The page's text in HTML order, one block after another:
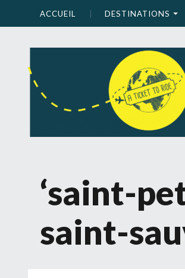
ACCUEIL DESTINATIONS
‘saint-
saint-